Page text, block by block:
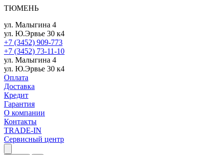
ТЮМЕНЬ
ул. Малыгина 4
ул. Ю.Эрвье 30 к4
+7 (3452) 909-773
+7 (3452) 73-11-10
ул. Малыгина 4
ул. Ю.Эрвье 30 к4
Оплата
Доставка
Кредит
Гарантия
О компании
Контакты
TRADE-IN
Сервисный центр